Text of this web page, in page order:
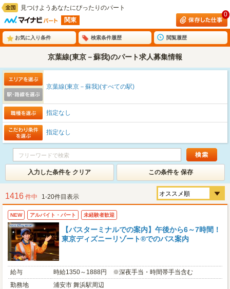
見つけようあなたにぴったりのパート
関東
0
お気に入り条件 検索条件履歴 閲覧履歴
京葉線(東京－蘇我)のパート求人募集情報
京葉線(東京－蘇我)(すべての駅)
指定なし
指定なし
入力した条件を クリア この条件を 保存
1416 件中 1-20件目表示
NEW アルバイト・パート 未経験者歓迎
【バスターミナルでの案内】午後から6～7時間！
東京ディズニーリゾート®でのバス案内
給与
時給1350～1888円 ※深夜手当・時間帯手当含む
勤務地
浦安市 舞浜駅周辺